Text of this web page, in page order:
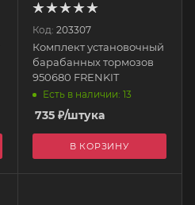
Код: 203307
Комплект установочный
барабанных тормозов
950680 FRENKIT
Есть в наличии: 13
735₽/штука
В КОРЗИНУ